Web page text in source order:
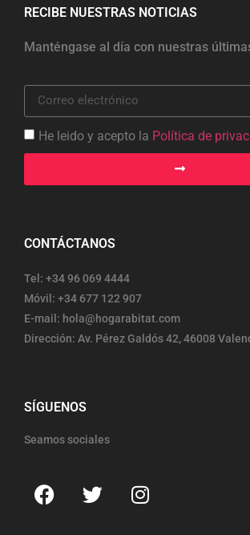
RECIBE NUESTRAS NOTICIAS
Manténgase al día con nuestras
He leido y acepto la Política de
CONTÁCTANOS
Tel: +34 96 069 4444
Móvil: +34 677 122 907
E-mail: hola@hogarabitat.com
Dirección: Av. Pérez Galdós 42, 46008
SÍGUENOS
Seamos sociales